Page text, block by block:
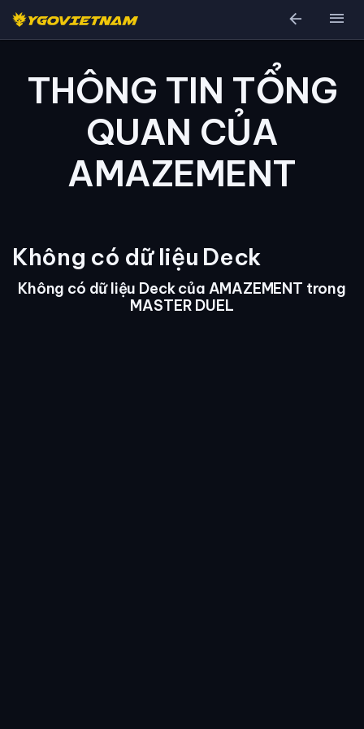
arrow_back menu
THÔNG TIN TỔNG
QUAN CỦA
AMAZEMENT
Không có dữ liệu Deck
Không có dữ liệu Deck của AMAZEMENT trong
MASTER DUEL